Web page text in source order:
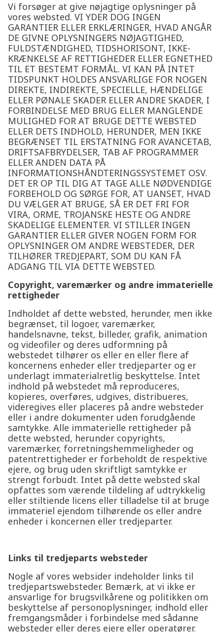
Vi forsøger at give nøjagtige oplysninger på
vores websted. VI YDER DOG INGEN
GARANTIER ELLER ERKLÆRINGER, HVAD ANGÅR
DE GIVNE OPLYSNINGERS NØJAGTIGHED,
FULDSTÆNDIGHED, TIDSHORISONT, IKKE-
KRÆNKELSE AF RETTIGHEDER ELLER EGNETHED
TIL ET BESTEMT FORMÅL. VI KAN PÅ INTET
TIDSPUNKT HOLDES ANSVARLIGE FOR NOGEN
DIREKTE, INDIREKTE, SPECIELLE, HÆNDELIGE
ELLER PØNALE SKADER ELLER ANDRE SKADER, I
FORBINDELSE MED BRUG ELLER MANGLENDE
MULIGHED FOR AT BRUGE DETTE WEBSTED
ELLER DETS INDHOLD, HERUNDER, MEN IKKE
BEGRÆNSET TIL ERSTATNING FOR AVANCETAB,
DRIFTSAFBRYDELSER, TAB AF PROGRAMMER
ELLER ANDEN DATA PÅ
INFORMATIONSHÅNDTERINGSSYSTEMET OSV.
DET ER OP TIL DIG AT TAGE ALLE NØDVENDIGE
FORBEHOLD OG SØRGE FOR, AT UANSET, HVAD
DU VÆLGER AT BRUGE, SÅ ER DET FRI FOR
VIRA, ORME, TROJANSKE HESTE OG ANDRE
SKADELIGE ELEMENTER. VI STILLER INGEN
GARANTIER ELLER GIVER NOGEN FORM FOR
OPLYSNINGER OM ANDRE WEBSTEDER, DER
TILHØRER TREDJEPART, SOM DU KAN FÅ
ADGANG TIL VIA DETTE WEBSTED.
Copyright, varemærker og andre immaterielle
rettigheder
Indholdet af dette websted, herunder, men ikke
begrænset, til logoer, varemærker,
handelsnavne, tekst, billeder, grafik, animation
og videofiler og deres udformning på
webstedet tilhører os eller en eller flere af
koncernens enheder eller tredjeparter og er
underlagt immaterialretlig beskyttelse. Intet
indhold på webstedet må reproduceres,
kopieres, overføres, udgives, distribueres,
videregives eller placeres på andre websteder
eller i andre dokumenter uden forudgående
samtykke. Alle immaterielle rettigheder på
dette websted, herunder copyrights,
varemærker, forretningshemmeligheder og
patentrettigheder er forbeholdt de respektive
ejere, og brug uden skriftligt samtykke er
strengt forbudt. Intet på dette websted skal
opfattes som værende tildeling af udtrykkelig
eller stiltiende licens eller tilladelse til at bruge
immateriel ejendom tilhørende os eller andre
enheder i koncernen eller tredjeparter.
Links til tredjeparts websteder
Nogle af vores websider indeholder links til
tredjepartswebsteder. Bemærk, at vi ikke er
ansvarlige for brugsvilkårene og politikken om
beskyttelse af personoplysninger, indhold eller
fremgangsmåder i forbindelse med sådanne
websteder eller deres ejere eller operatører.